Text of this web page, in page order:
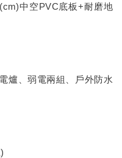
中空PVC底板+耐磨地
、弱電兩組、戶外防水